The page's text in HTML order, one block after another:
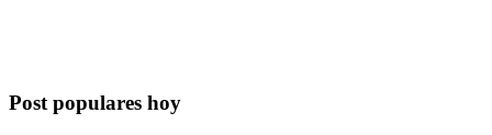
Post populares hoy